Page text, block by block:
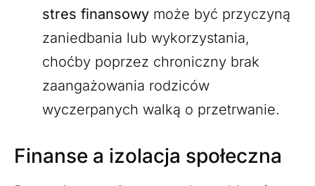
stres finansowy może być przyczyną
zaniedbania lub wykorzystania,
choćby poprzez chroniczny brak
zaangażowania rodziców
wyczerpanych walką o przetrwanie.
Finanse a izolacja społeczna